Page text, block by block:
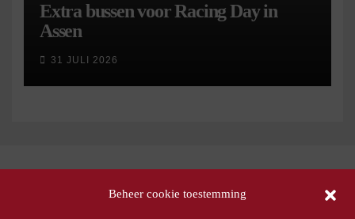
Beheer cookie toestemming
Extra bussen voor Racing Day in
Assen
31 JULI 2026